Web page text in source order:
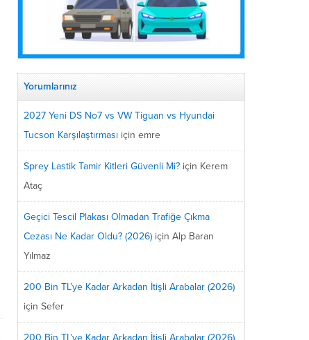
Yorumlarınız
2027 Yeni DS No7 vs VW Tiguan vs Hyundai
Tucson Karşılaştırması için emre
Sprey Lastik Tamir Kitleri Güvenli Mi? için Kerem
Ataç
Geçici Tescil Plakası Olmadan Trafiğe Çıkma
Cezası Ne Kadar Oldu? (2026) için Alp Baran
Yılmaz
200 Bin TL’ye Kadar Arkadan İtişli Arabalar (2026)
için Sefer
200 Bin TL’ye Kadar Arkadan İtişli Arabalar (2026)